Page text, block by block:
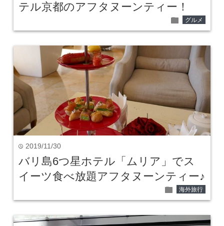
テル京都のアフタヌーンティー！
folder グルメ
time 2019/11/30
バリ島6つ星ホテル「ムリア」でス
イーツ食べ放題アフタヌーンティー♪
folder 海外旅行